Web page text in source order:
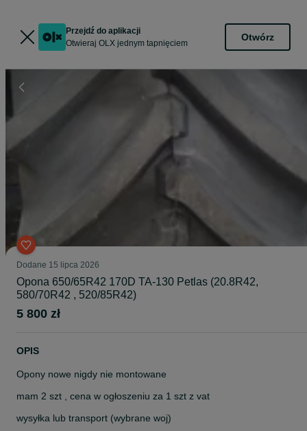
Przejdź do aplikacji
Otwieraj OLX jednym tapnięciem
Otwórz
Dodane 15 lipca 2026
Opona 650/65R42 170D TA-130 Petlas (20.8R42,
580/70R42 , 520/85R42)
5 800 zł
OPIS
Opony nowe nigdy nie montowane
mam 2 szt , cena w ogłoszeniu za 1 szt z vat
wysyłka lub transport (wybrane woj)